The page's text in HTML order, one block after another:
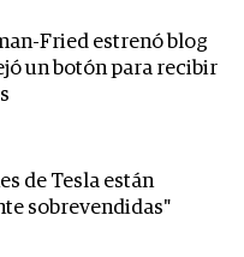
Fried estrenó blog
un botón para recibir
de Tesla están
sobrevendidas"